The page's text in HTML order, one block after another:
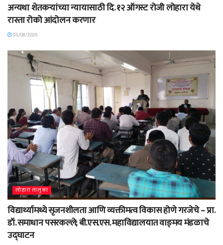
अन्यथा शेतकऱ्यांच्या न्यायासाठी दि. १२ ऑगस्ट रोजी लोहारा येथे
रास्ता रोको आंदोलन करणार
05/08/2026
लोहारा तालुका
विद्यार्थ्यामध्ये सृजनशीलता आणि व्यक्तीमत्व विकास होणे गरजेचे – प्रा.
डॉ. समाधान पसरकल्ले; बी.एस.एस. महाविद्यालयात वाङ्‌मय मंडळाचे
उद्घाटन